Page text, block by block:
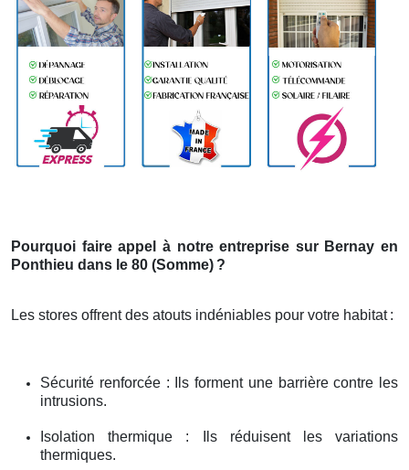
Pourquoi faire appel à notre entreprise sur Bernay en
Ponthieu dans le 80 (Somme) ?
Les stores offrent des atouts indéniables pour votre habitat :
Sécurité renforcée : Ils forment une barrière contre les
intrusions.
Isolation thermique : Ils réduisent les variations
thermiques.